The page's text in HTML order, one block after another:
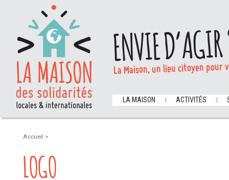
ENVIE
La Maison, un lieu citoyen
LA MAISON ACTIVITÉS
Accueil >
LOGO